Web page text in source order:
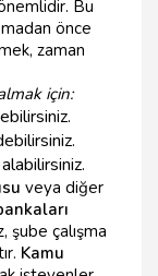
Bu
önce
zaman
için:
veya diğer
şube çalışma
Kamu